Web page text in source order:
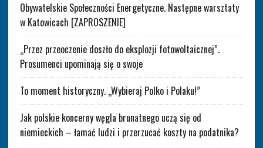
Obywatelskie Społeczności Energetyczne. Następne warsztaty
w Katowicach [ZAPROSZENIE]
„Przez przeoczenie doszło do eksplozji fotowoltaicznej”.
Prosumenci upominają się o swoje
To moment historyczny. „Wybieraj Polko i Polaku!”
Jak polskie koncerny węgla brunatnego uczą się od
niemieckich – łamać ludzi i przerzucać koszty na podatnika?